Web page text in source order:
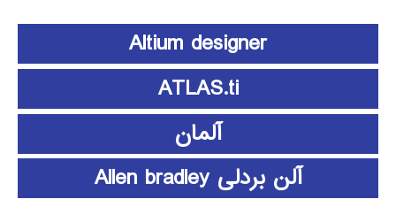
Altium designer
ATLAS.ti
آلمان
آلن بردلی Allen bradley